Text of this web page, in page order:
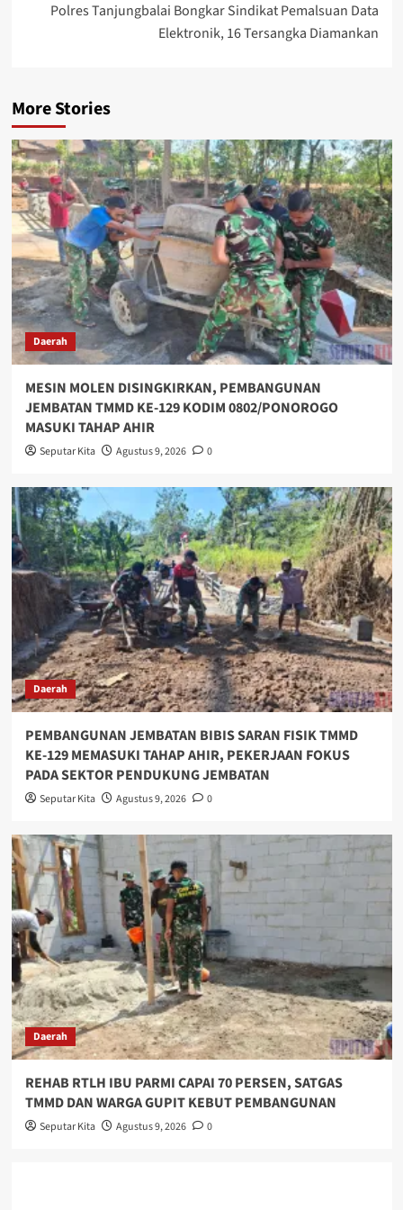
Polres Tanjungbalai Bongkar Sindikat Pemalsuan Data
Elektronik, 16 Tersangka Diamankan
More Stories
Daerah
MESIN MOLEN DISINGKIRKAN, PEMBANGUNAN
JEMBATAN TMMD KE-129 KODIM 0802/PONOROGO
MASUKI TAHAP AHIR
Seputar Kita Agustus 9, 2026 0
Daerah
PEMBANGUNAN JEMBATAN BIBIS SARAN FISIK TMMD
KE-129 MEMASUKI TAHAP AHIR, PEKERJAAN FOKUS
PADA SEKTOR PENDUKUNG JEMBATAN
Seputar Kita Agustus 9, 2026 0
Daerah
REHAB RTLH IBU PARMI CAPAI 70 PERSEN, SATGAS
TMMD DAN WARGA GUPIT KEBUT PEMBANGUNAN
Seputar Kita Agustus 9, 2026 0